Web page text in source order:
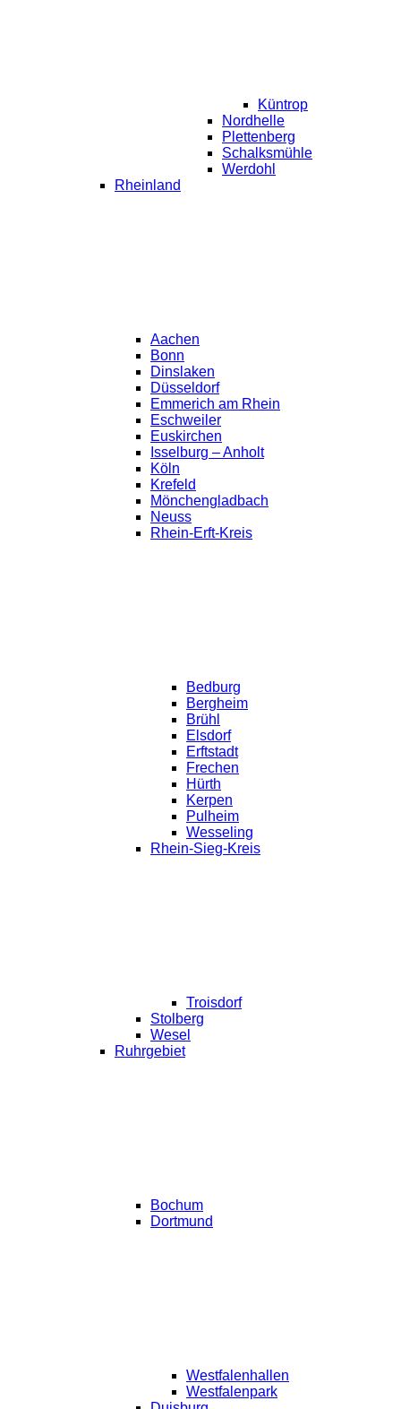
Küntrop
Nordhelle
Plettenberg
Schalksmühle
Werdohl
Rheinland
Aachen
Bonn
Dinslaken
Düsseldorf
Emmerich am Rhein
Eschweiler
Euskirchen
Isselburg – Anholt
Köln
Krefeld
Mönchengladbach
Neuss
Rhein-Erft-Kreis
Bedburg
Bergheim
Brühl
Elsdorf
Erftstadt
Frechen
Hürth
Kerpen
Pulheim
Wesseling
Rhein-Sieg-Kreis
Troisdorf
Stolberg
Wesel
Ruhrgebiet
Bochum
Dortmund
Westfalenhallen
Westfalenpark